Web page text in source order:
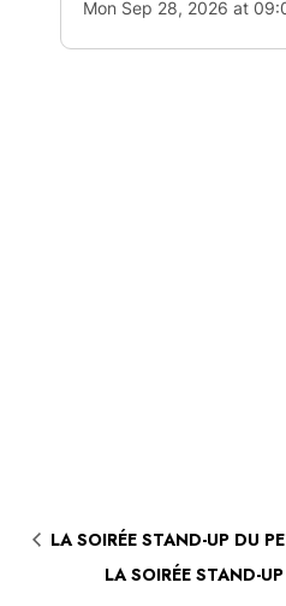
LA SOIRÉE STAND-UP DU
LA SOIRÉE STAND-